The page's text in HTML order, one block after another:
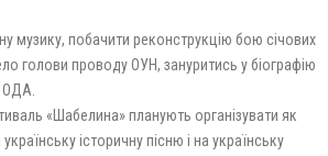
музику, побачити реконструкцію бою січових
голови проводу ОУН, зануритись у біографію
ОДА.
«Шабелина» планують організувати як
історичну пісню і на українську